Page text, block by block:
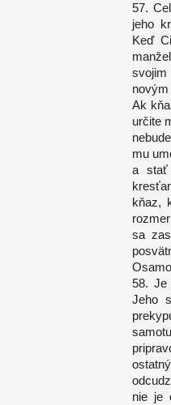
57.
jeho
Keď
Ak
určite
mu
a stať
kňaz,
sa
58. Je
Jeho
nie je